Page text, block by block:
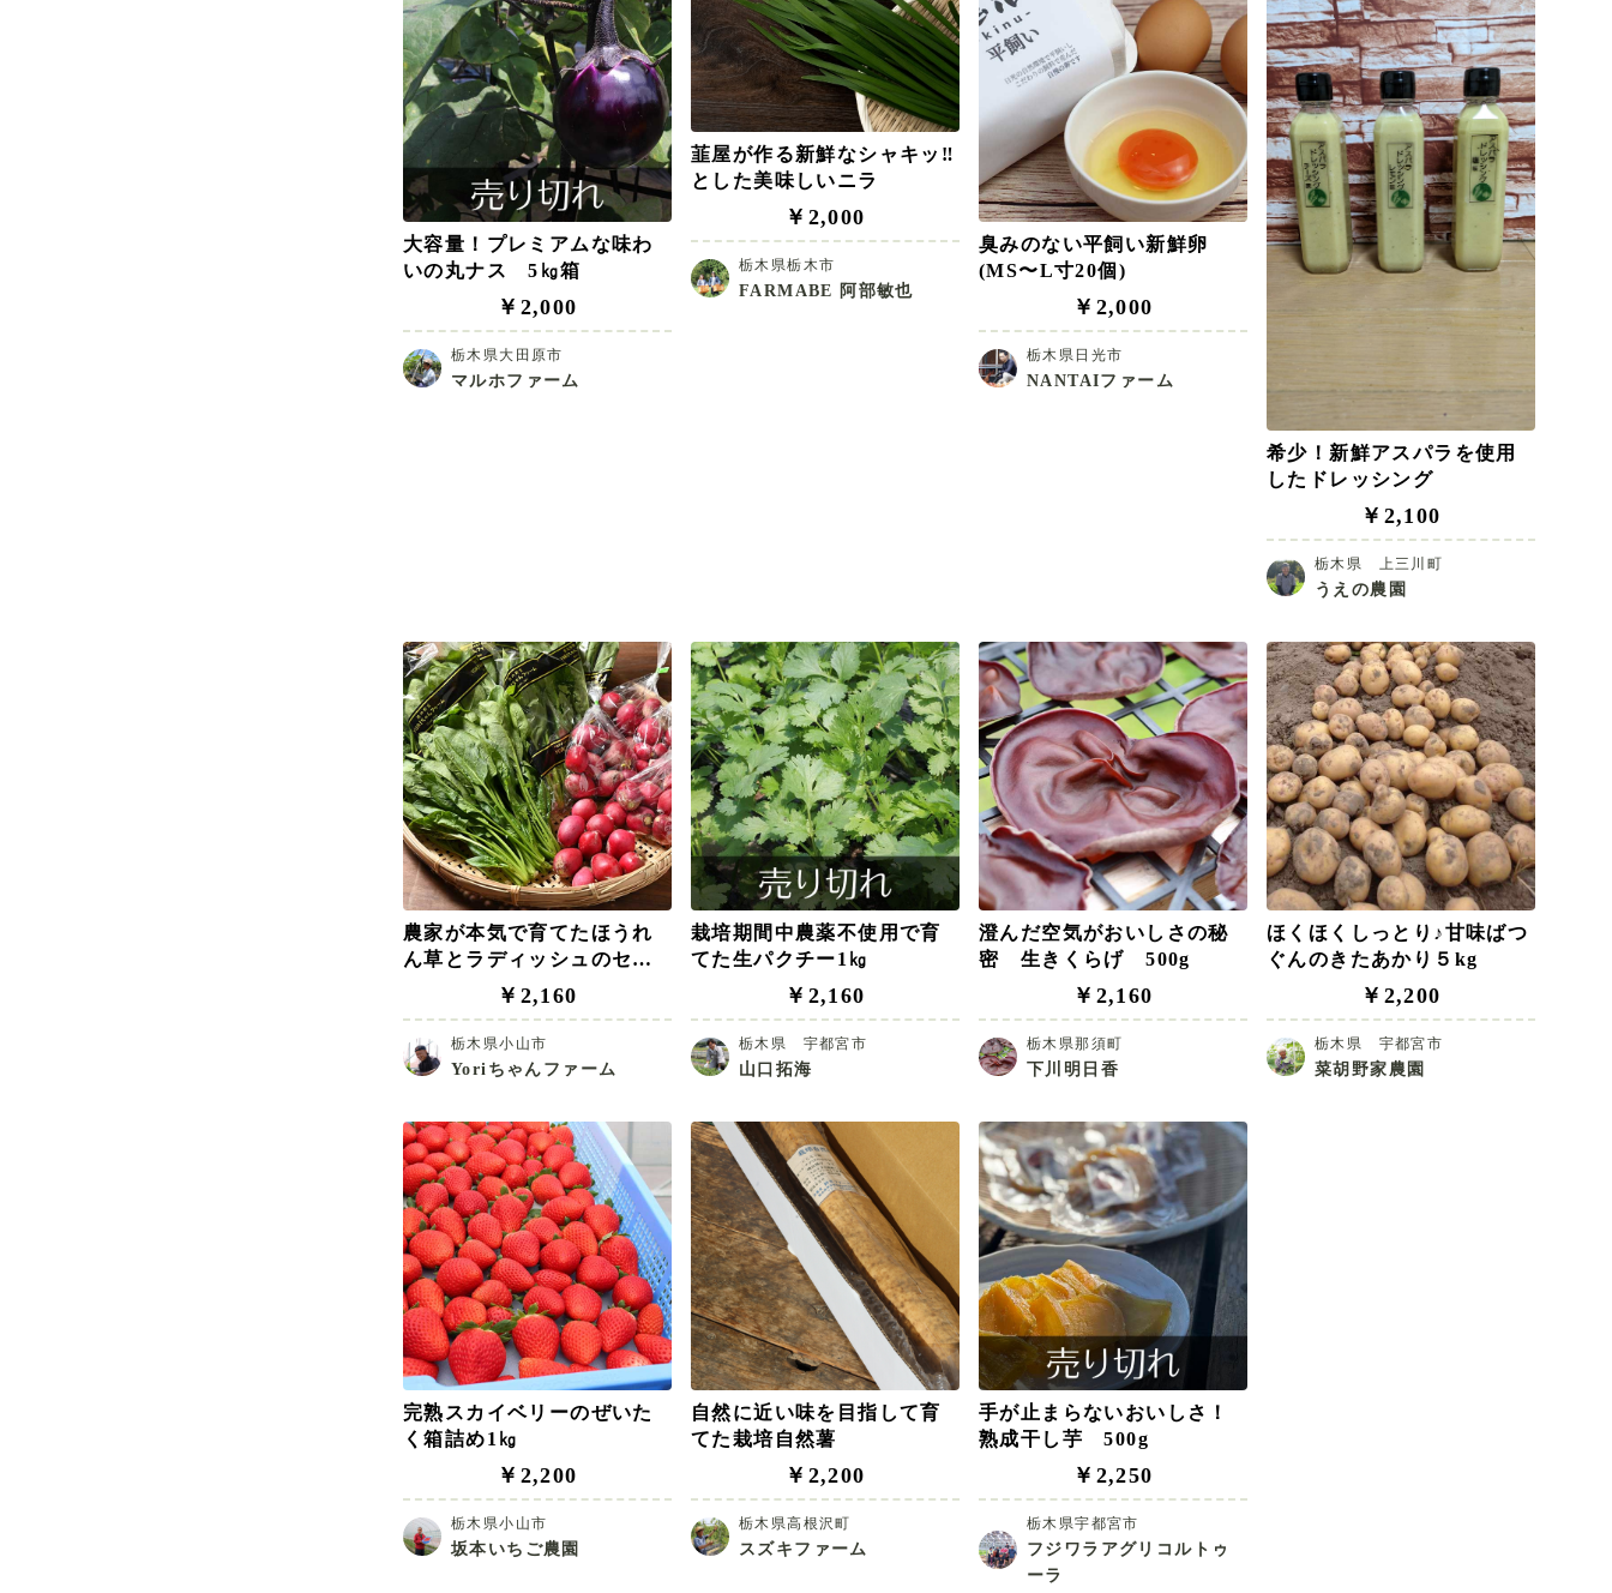
大容量！プレミアムな味わ
いの丸ナス 5㎏箱
￥2,000
栃木県大田原市
マルホファーム
韮屋が作る新鮮なシャキッ‼️
とした美味しいニラ
￥2,000
栃木県栃木市
FARMABE 阿部敏也
臭みのない平飼い新鮮卵
(MS〜L寸20個)
￥2,000
栃木県日光市
NANTAIファーム
希少！新鮮アスパラを使用
したドレッシング
￥2,100
栃木県 上三川町
うえの農園
農家が本気で育てたほうれ
ん草とラディッシュのセッ
￥2,160
栃木県小山市
Yoriちゃんファーム
栽培期間中農薬不使用で育
てた生パクチー1㎏
￥2,160
栃木県 宇都宮市
山口拓海
澄んだ空気がおいしさの秘
密 生きくらげ 500g
￥2,160
栃木県那須町
下川明日香
ほくほくしっとり♪甘味ばつ
ぐんのきたあかり５kg
￥2,200
栃木県 宇都宮市
菜胡野家農園
完熟スカイベリーのぜいた
く箱詰め1㎏
￥2,200
栃木県小山市
坂本いちご農園
自然に近い味を目指して育
てた栽培自然薯
￥2,200
栃木県高根沢町
スズキファーム
手が止まらないおいしさ！
熟成干し芋 500g
￥2,250
栃木県宇都宮市
フジワラアグリコルトゥ
ーラ